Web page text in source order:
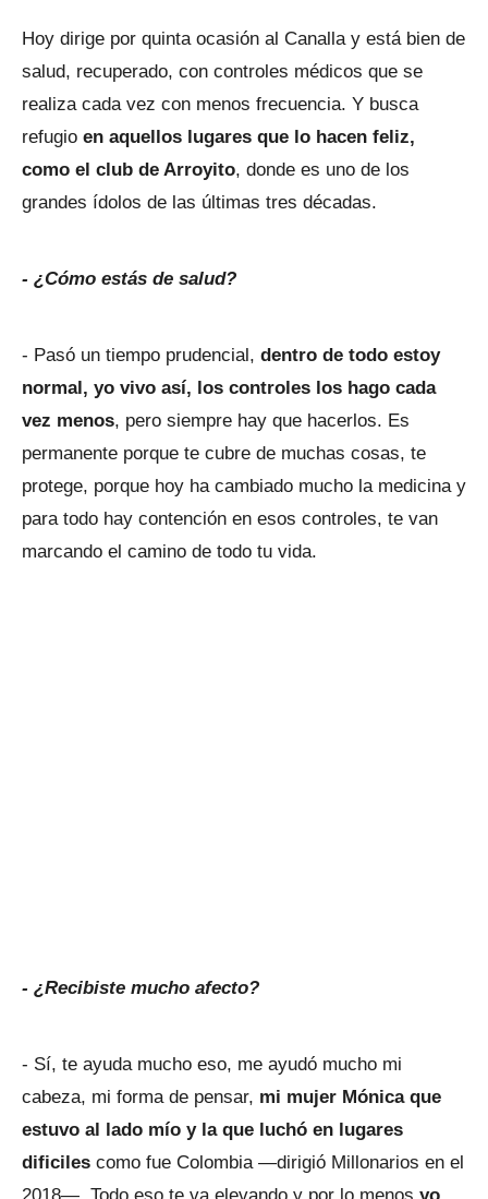
Hoy dirige por quinta ocasión al Canalla y está bien de
salud, recuperado, con controles médicos que se
realiza cada vez con menos frecuencia. Y busca
refugio en aquellos lugares que lo hacen feliz,
como el club de Arroyito, donde es uno de los
grandes ídolos de las últimas tres décadas.
- ¿Cómo estás de salud?
- Pasó un tiempo prudencial, dentro de todo estoy
normal, yo vivo así, los controles los hago cada
vez menos, pero siempre hay que hacerlos. Es
permanente porque te cubre de muchas cosas, te
protege, porque hoy ha cambiado mucho la medicina y
para todo hay contención en esos controles, te van
marcando el camino de todo tu vida.
- ¿Recibiste mucho afecto?
- Sí, te ayuda mucho eso, me ayudó mucho mi
cabeza, mi forma de pensar, mi mujer Mónica que
estuvo al lado mío y la que luchó en lugares
dificiles como fue Colombia —dirigió Millonarios en el